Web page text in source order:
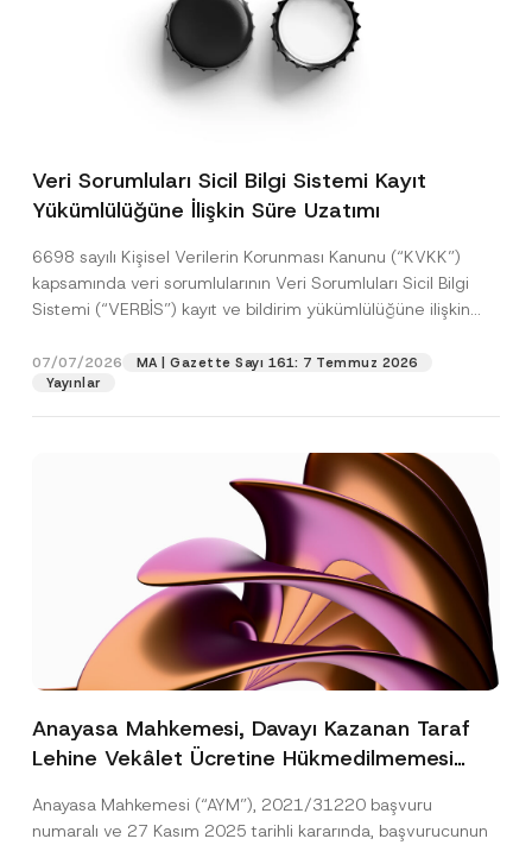
Veri Sorumluları Sicil Bilgi Sistemi Kayıt
Yükümlülüğüne İlişkin Süre Uzatımı
6698 sayılı Kişisel Verilerin Korunması Kanunu (“KVKK”)
kapsamında veri sorumlularının Veri Sorumluları Sicil Bilgi
Sistemi (“VERBİS”) kayıt ve bildirim yükümlülüğüne ilişkin
07/07/2026
MA | Gazette Sayı 161: 7 Temmuz 2026
Yayınlar
Anayasa Mahkemesi, Davayı Kazanan Taraf
Lehine Vekâlet Ücretine Hükmedilmemesi
Edildiğine Karar Verdi
Anayasa Mahkemesi (“AYM”), 2021/31220 başvuru
numaralı ve 27 Kasım 2025 tarihli kararında, başvurucunun